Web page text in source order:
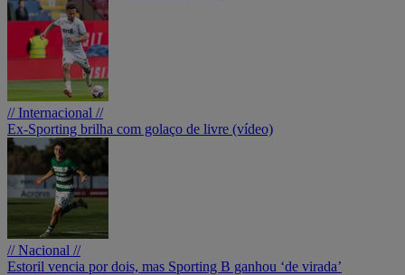
// Internacional //
Ex-Sporting brilha com golaço de livre (vídeo)
// Nacional //
Estoril vencia por dois, mas Sporting B ganhou ‘de virada’